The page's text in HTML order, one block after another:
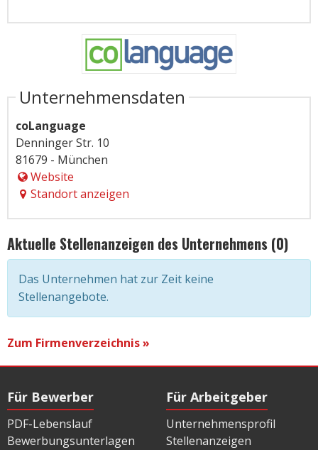
Unternehmensdaten
coLanguage
Denninger Str. 10
81679 - München
Website
Standort anzeigen
Aktuelle Stellenanzeigen des Unternehmens (0)
Das Unternehmen hat zur Zeit keine
Stellenangebote.
Zum Firmenverzeichnis »
Für Bewerber
PDF-Lebenslauf
Bewerbungsunterlagen
Für Arbeitgeber
Unternehmensprofil
Stellenanzeigen